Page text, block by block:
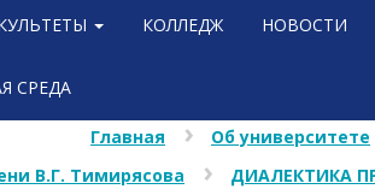
КОЛЛЕДЖ НОВОСТИ
СРЕДА
Главная Об университете
В.Г. Тимирясова
ДИАЛЕКТИКА